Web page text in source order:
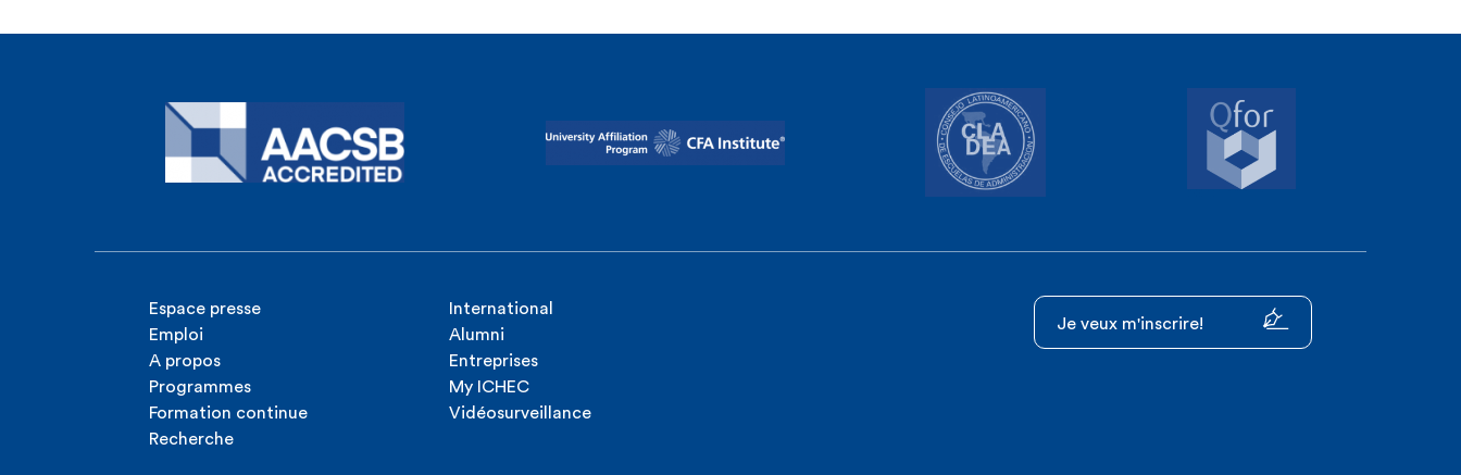
Espace presse
Emploi
A propos
Programmes
Formation continue
Recherche
International
Alumni
Entreprises
My ICHEC
Vidéosurveillance
Je veux m'inscrire!